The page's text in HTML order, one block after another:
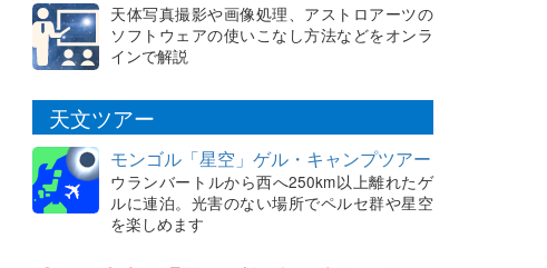
天体写真撮影や画像処理、アストロアーツの
ソフトウェアの使いこなし方法などをオンラ
インで解説
天文ツアー
モンゴル「星空」ゲル・キャンプツアー
ウランバートルから西へ250km以上離れたゲ
ルに連泊。光害のない場所でペルセ群や星空
を楽しめます